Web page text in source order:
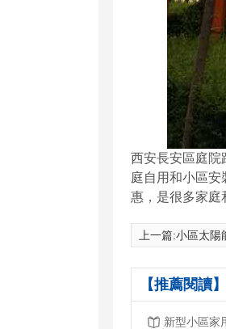
西安長安區庭院
庭自用和小區
惠，是很多家庭
上一篇:小區太陽能
【推薦閱讀
新型小區家